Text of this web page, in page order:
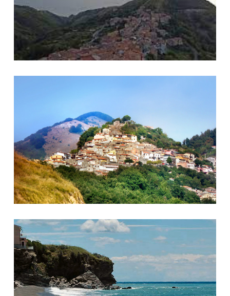
Bonifati 4